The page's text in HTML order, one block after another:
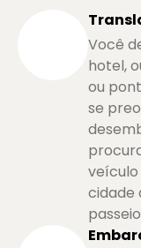
Aires, onde
centrais da
sua exploração
Aproveite esse
a encantadora
passeio de
cultura e no
residentes em
Você
hotel,
ou
se
cidade